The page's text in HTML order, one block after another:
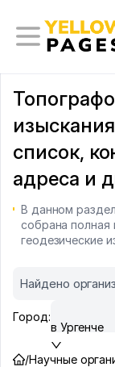
список,
адреса и
В данном
собрана
геодезические
Найдено
Город:
в Ургенче
/Научные